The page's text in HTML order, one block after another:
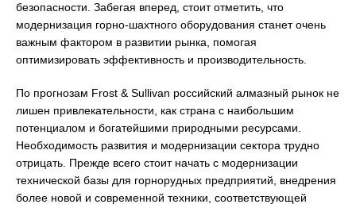
безопасности. Забегая вперед, стоит отметить, что
модернизация горно-шахтного оборудования станет очень
важным фактором в развитии рынка, помогая
оптимизировать эффективность и производительность.
По прогнозам Frost & Sullivan российский алмазный рынок не
лишен привлекательности, как страна с наибольшим
потенциалом и богатейшими природными ресурсами.
Необходимость развития и модернизации сектора трудно
отрицать. Прежде всего стоит начать с модернизации
технической базы для горнорудных предприятий, внедрения
более новой и современной техники, соответствующей